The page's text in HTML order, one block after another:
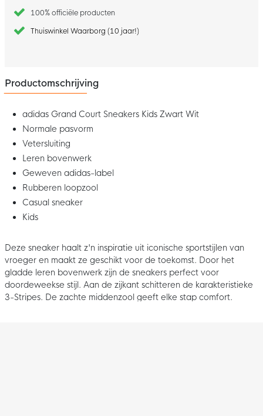
100% officiële producten
Thuiswinkel Waarborg (10 jaar!)
Productomschrijving
adidas Grand Court Sneakers Kids Zwart Wit
Normale pasvorm
Vetersluiting
Leren bovenwerk
Geweven adidas-label
Rubberen loopzool
Casual sneaker
Kids
Deze sneaker haalt z'n inspiratie uit iconische sportstijlen van
vroeger en maakt ze geschikt voor de toekomst. Door het
gladde leren bovenwerk zijn de sneakers perfect voor
doordeweekse stijl. Aan de zijkant schitteren de karakteristieke
3-Stripes. De zachte middenzool geeft elke stap comfort.